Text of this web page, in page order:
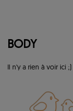
BODY
Il n'y a rien à voir ici ;)